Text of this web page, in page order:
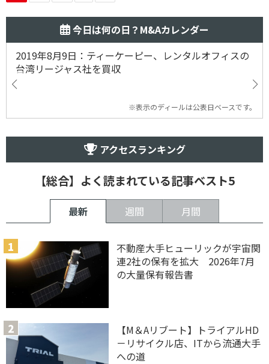
今日は何の日？M&Aカレンダー
2019年8月9日：ティーケーピー、レンタルオフィスの
台湾リージャス社を買収
※表示のディールは公表日ベースです。
アクセスランキング
【総合】よく読まれている記事ベスト5
最新 週間 月間
不動産大手ヒューリックが宇宙関
連2社の保有を拡大 2026年7月
の大量保有報告書
【M＆Aリブート】トライアルHD
－リサイクル店、ITから流通大手
への道